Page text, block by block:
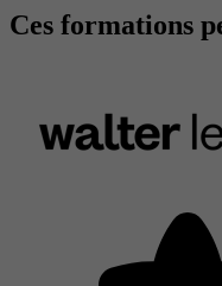
Ces formations